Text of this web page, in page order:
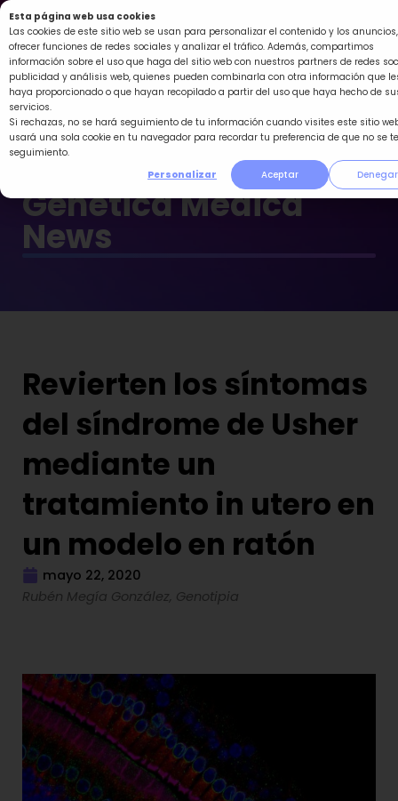
Esta página web usa cookies
Las cookies de este sitio web se usan para personalizar el contenido y los anuncios,
ofrecer funciones de redes sociales y analizar el tráfico. Además, compartimos
información sobre el uso que haga del sitio web con nuestros partners de redes
publicidad y análisis web, quienes pueden combinarla con otra información que
haya proporcionado o que hayan recopilado a partir del uso que haya hecho de
servicios.
Si rechazas, no se hará seguimiento de tu información cuando visites este sitio
usará una sola cookie en tu navegador para recordar tu preferencia de que no se
seguimiento.
Personalizar
Aceptar Denegar
Ir
al
contenido
Genética Médica
News
Revierten los síntomas
del síndrome de Usher
mediante un
tratamiento in utero en
un modelo en ratón
mayo 22, 2020
Rubén Megía González, Genotipia